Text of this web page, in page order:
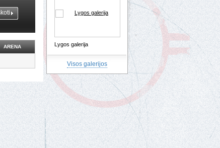
ARENA Lygos galerija
Visos galerijos